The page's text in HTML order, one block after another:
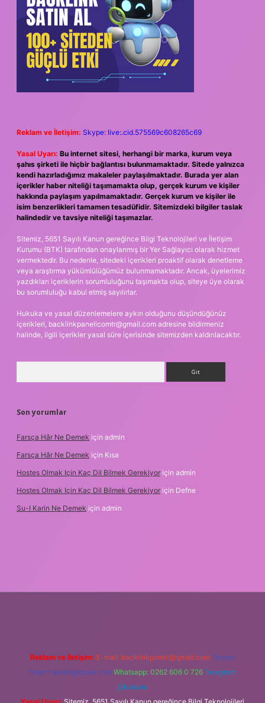
Reklam ve İletişim: Skype: live:.cid.575569c608265c69
Yasal Uyarı: Bu internet sitesi, herhangi bir marka, kurum veya
şahıs şirketi ile hiçbir bağlantısı bulunmamaktadır. Sitede yalnızca
kendi hazırladığımız makaleler paylaşılmaktadır. Burada yer alan
içerikler haber niteliği taşımamakta olup, gerçek kurum ve kişiler
hakkında paylaşım yapılmamaktadır. Gerçek kurum ve kişiler ile
isim benzerlikleri tamamen tesadüfidir. Sitemizdeki bilgiler taslak
halindedir ve tavsiye niteliği taşımazlar.
Sitemiz, 5651 Sayılı Kanun gereğince Bilgi Teknolojileri ve İletişim
Kurumu (BTK) tarafından onaylanmış bir Yer Sağlayıcı olarak hizmet
vermektedir. Bu nedenle, sitedeki içerikleri proaktif olarak denetleme
veya araştırma yükümlülüğümüz bulunmamaktadır. Ancak, üyelerimiz
yazdıkları içeriklerin sorumluluğunu taşımakta olup, siteye üye olarak
bu sorumluluğu kabul etmiş sayılırlar.
Hukuka ve yasal düzenlemelere aykırı olduğunu düşündüğünüz
içerikleri, backlinkpanelicomtr@gmail.com adresine bildirmeniz
halinde, ilgili içerikler yasal süre içerisinde sitemizden kaldırılacaktır.
Son yorumlar
Farsça Hâr Ne Demek için admin
Farsça Hâr Ne Demek için Kısa
Hostes Olmak Için Kaç Dil Bilmek Gerekiyor için admin
Hostes Olmak Için Kaç Dil Bilmek Gerekiyor için Defne
Su-I Karin Ne Demek için admin
Reklam ve İletişim: E-mail: backlinkpaneli@gmail.com Teams:
forumhizmeti@gmail.com Whatsapp: 0262 606 0 726 Telegram:
@karabul